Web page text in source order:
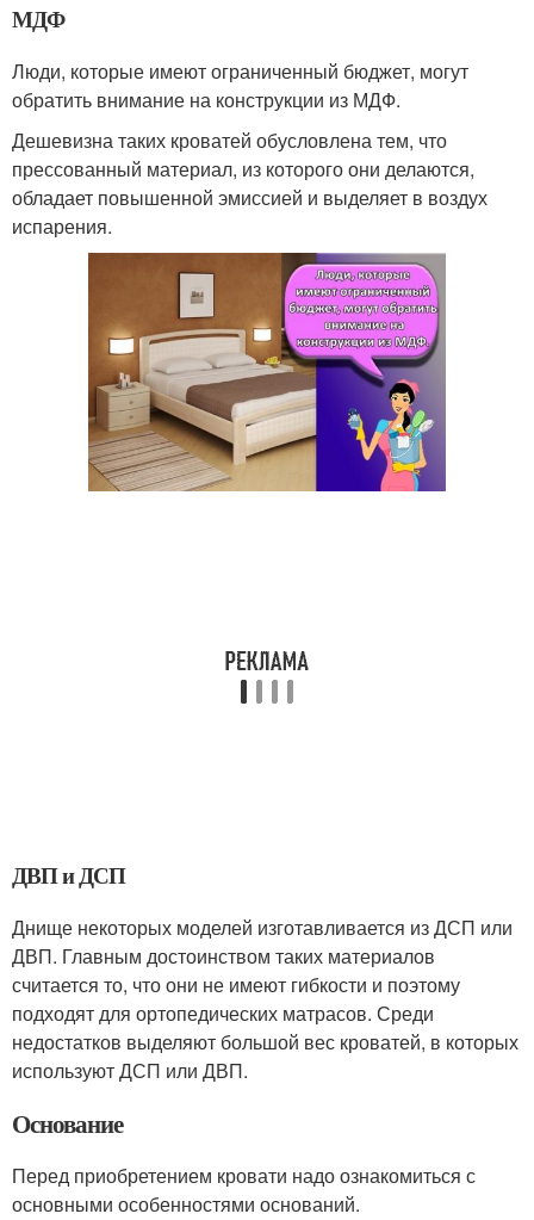
МДФ
Люди, которые имеют ограниченный бюджет, могут
обратить внимание на конструкции из МДФ.
Дешевизна таких кроватей обусловлена тем, что
прессованный материал, из которого они делаются,
обладает повышенной эмиссией и выделяет в воздух
испарения.
ДВП и ДСП
Днище некоторых моделей изготавливается из ДСП или
ДВП. Главным достоинством таких материалов
считается то, что они не имеют гибкости и поэтому
подходят для ортопедических матрасов. Среди
недостатков выделяют большой вес кроватей, в которых
используют ДСП или ДВП.
Основание
Перед приобретением кровати надо ознакомиться с
основными особенностями оснований.